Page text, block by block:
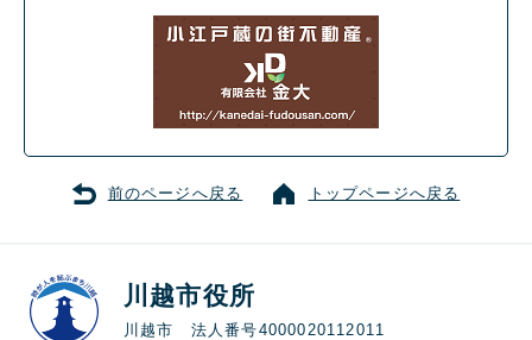
前のページへ戻る トップページへ戻る
川越市役所
川越市 法人番号4000020112011